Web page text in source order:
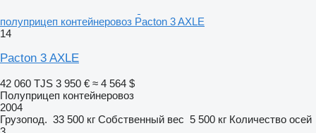
полуприцеп контейнеровоз Pacton 3 AXLE
14
Pacton 3 AXLE
42 060 TJS 3 950 € ≈ 4 564 $
Полуприцеп контейнеровоз
2004
Грузопод. 33 500 кг Собственный вес 5 500 кг Количество осей